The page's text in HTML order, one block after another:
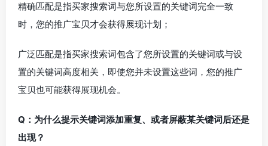
精确匹配是指买家搜索词与您所设置的关键词完全一致
时，您的推广宝贝才会获得展现计划；
广泛匹配是指买家搜索词包含了您所设置的关键词或与设
置的关键词高度相关，即使您并未设置这些词，您的推广
宝贝也可能获得展现机会。
Q：为什么提示关键词添加重复、或者屏蔽某关键词后还是
出现？